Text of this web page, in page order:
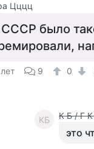
Цццц
было
9 0
КБ К Б / Г
это